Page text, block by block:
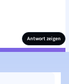
Antwort zeigen